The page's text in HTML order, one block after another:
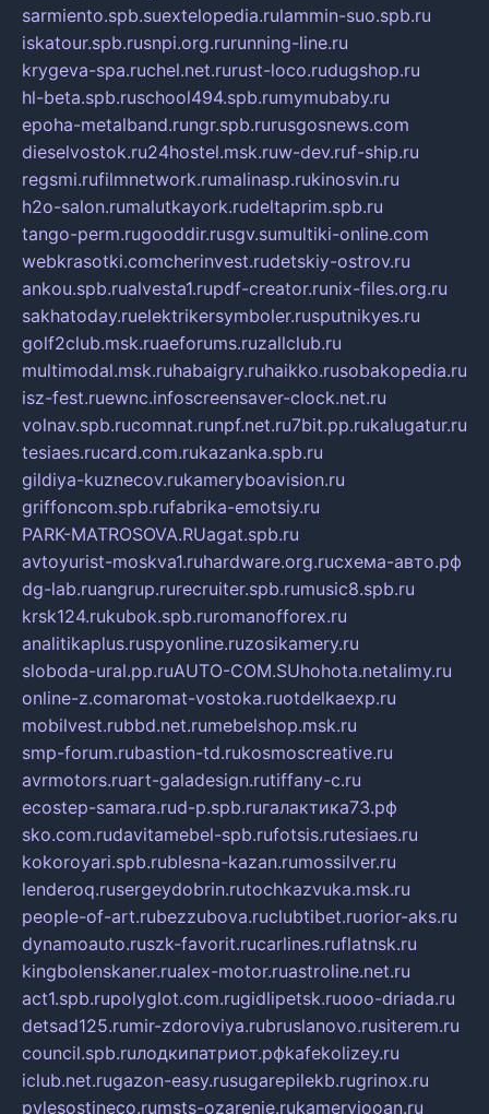
sarmiento.spb.suextelopedia.rulammin-suo.spb.ru
iskatour.spb.rusnpi.org.rurunning-line.ru
krygeva-spa.ruchel.net.rurust-loco.rudugshop.ru
hl-beta.spb.ruschool494.spb.rumymubaby.ru
epoha-metalband.rungr.spb.rurusgosnews.com
dieselvostok.ru24hostel.msk.ruw-dev.ruf-ship.ru
regsmi.rufilmnetwork.rumalinasp.rukinosvin.ru
h2o-salon.rumalutkayork.rudeltaprim.spb.ru
tango-perm.rugooddir.rusgv.sumultiki-online.com
webkrasotki.comcherinvest.rudetskiy-ostrov.ru
ankou.spb.rualvesta1.rupdf-creator.runix-files.org.ru
sakhatoday.ruelektrikersymboler.rusputnikyes.ru
golf2club.msk.ruaeforums.ruzallclub.ru
multimodal.msk.ruhabaigry.ruhaikko.rusobakopedia.ru
isz-fest.ruewnc.infoscreensaver-clock.net.ru
volnav.spb.rucomnat.runpf.net.ru7bit.pp.rukalugatur.ru
tesiaes.rucard.com.rukazanka.spb.ru
gildiya-kuznecov.rukameryboavision.ru
griffoncom.spb.rufabrika-emotsiy.ru
PARK-MATROSOVA.RUagat.spb.ru
avtoyurist-moskva1.ruhardware.org.ruсхема-авто.рф
dg-lab.ruangrup.rurecruiter.spb.rumusic8.spb.ru
krsk124.rukubok.spb.ruromanofforex.ru
analitikaplus.ruspyonline.ruzosikamery.ru
sloboda-ural.pp.ruAUTO-COM.SUhohota.netalimy.ru
online-z.comaromat-vostoka.ruotdelkaexp.ru
mobilvest.rubbd.net.rumebelshop.msk.ru
smp-forum.rubastion-td.rukosmoscreative.ru
avrmotors.ruart-galadesign.rutiffany-c.ru
ecostep-samara.rud-p.spb.ruгалактика73.рф
sko.com.rudavitamebel-spb.rufotsis.rutesiaes.ru
kokoroyari.spb.rublesna-kazan.rumossilver.ru
lenderoq.rusergeydobrin.rutochkazvuka.msk.ru
people-of-art.rubezzubova.ruclubtibet.ruorior-aks.ru
dynamoauto.ruszk-favorit.rucarlines.ruflatnsk.ru
kingbolenskaner.rualex-motor.ruastroline.net.ru
act1.spb.rupolyglot.com.rugidlipetsk.ruooo-driada.ru
detsad125.rumir-zdoroviya.rubruslanovo.rusiterem.ru
council.spb.ruлодкипатриот.рфkafekolizey.ru
iclub.net.rugazon-easy.rusugarepilekb.rugrinox.ru
pylesostineco.rumsts-ozarenie.rukameryjooan.ru